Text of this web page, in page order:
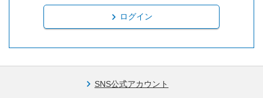
ログイン
SNS公式アカウント